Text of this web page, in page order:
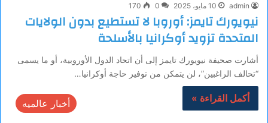
admin 10 مايو، 2025 0
170
نيويورك تايمز: أوروبا لا تستطيع بدون الولايات
المتحدة تزويد أوكرانيا بالأسلحة
أشارت صحيفة نيويورك تايمز إلى أن اتحاد الدول الأوروبية، أو ما يسمى
“تحالف الراغبين”، لن يتمكن من توفير حاجة أوكرانيا…
أكمل القراءة » أخبار عالميه